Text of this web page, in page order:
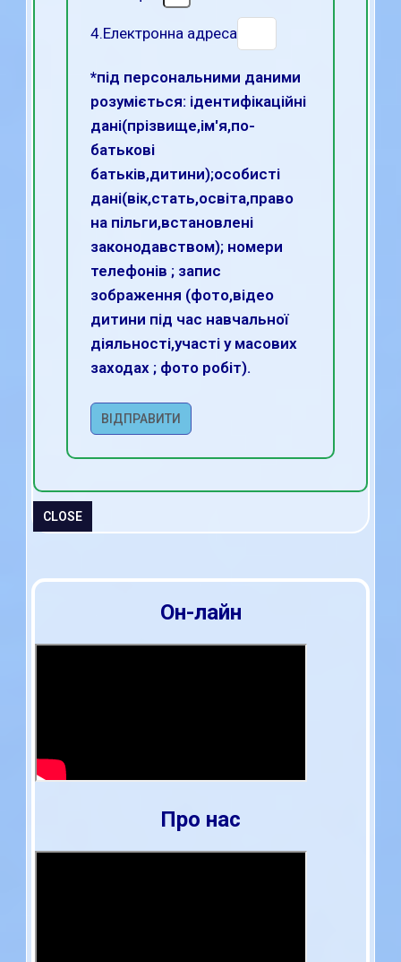
4.Електронна адреса
*під персональними даними
розуміється: ідентифікаційні
дані(прізвище,ім'я,по-
батькові
батьків,дитини);особисті
дані(вік,стать,освіта,право
на пільги,встановлені
законодавством); номери
телефонів ; запис
зображення (фото,відео
дитини під час навчальної
діяльності,участі у масових
заходах ; фото робіт).
ВІДПРАВИТИ
CLOSE
Он-лайн
Про нас